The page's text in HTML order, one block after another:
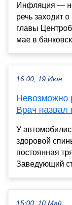
Инфляция —
речь заходит
главы
мае в
16:00, 19 Июн
Невозможно
Врач назвал
У
здоровой
постоянная
Заведующий
15:00, 10 Май